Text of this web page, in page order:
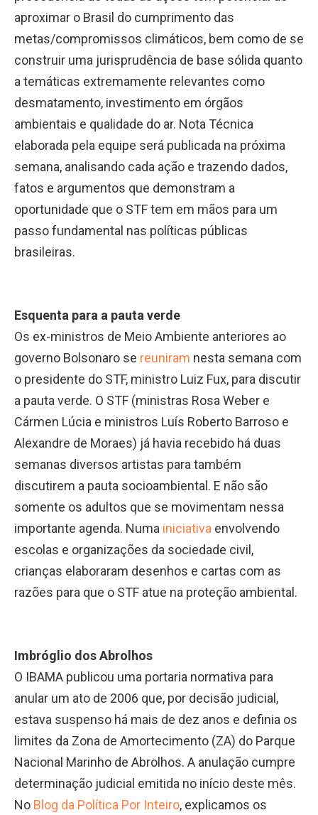
aproximar o Brasil do cumprimento das
metas/compromissos climáticos, bem como de se
construir uma jurisprudência de base sólida quanto
a temáticas extremamente relevantes como
desmatamento, investimento em órgãos
ambientais e qualidade do ar. Nota Técnica
elaborada pela equipe será publicada na próxima
semana, analisando cada ação e trazendo dados,
fatos e argumentos que demonstram a
oportunidade que o STF tem em mãos para um
passo fundamental nas políticas públicas
brasileiras.
Esquenta para a pauta verde
Os ex-ministros de Meio Ambiente anteriores ao
governo Bolsonaro se reuniram nesta semana com
o presidente do STF, ministro Luiz Fux, para discutir
a pauta verde. O STF (ministras Rosa Weber e
Cármen Lúcia e ministros Luís Roberto Barroso e
Alexandre de Moraes) já havia recebido há duas
semanas diversos artistas para também
discutirem a pauta socioambiental. E não são
somente os adultos que se movimentam nessa
importante agenda. Numa iniciativa envolvendo
escolas e organizações da sociedade civil,
crianças elaboraram desenhos e cartas com as
razões para que o STF atue na proteção ambiental.
Imbróglio dos Abrolhos
O IBAMA publicou uma portaria normativa para
anular um ato de 2006 que, por decisão judicial,
estava suspenso há mais de dez anos e definia os
limites da Zona de Amortecimento (ZA) do Parque
Nacional Marinho de Abrolhos. A anulação cumpre
determinação judicial emitida no início deste mês.
No Blog da Política Por Inteiro, explicamos os